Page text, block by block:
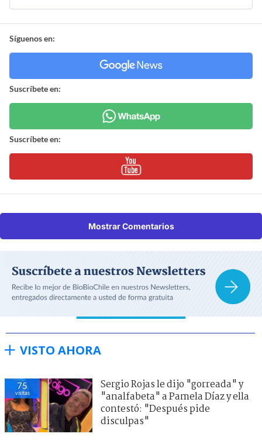
Síguenos en:
Suscríbete en:
Suscríbete en:
Mostrar Comentarios
VISTO AHORA
75
visitas
Sergio Rojas le dijo "gorreada" y
"analfabeta" a Pamela Díaz y ella
contestó: "Después pide
disculpas"